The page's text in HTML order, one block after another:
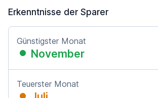
Erkenntnisse der Sparer
Günstigster Monat
November
Teuerster Monat